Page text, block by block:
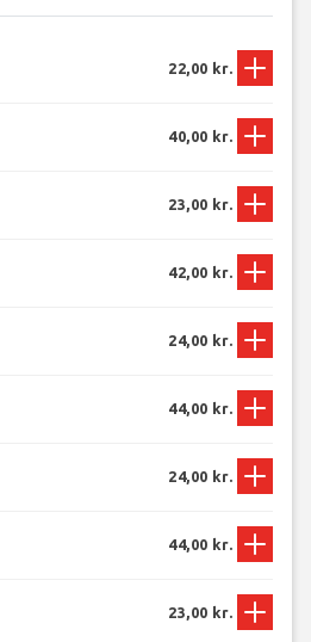
22,00 kr.
40,00 kr.
23,00 kr.
42,00 kr.
24,00 kr.
44,00 kr.
24,00 kr.
44,00 kr.
23,00 kr.